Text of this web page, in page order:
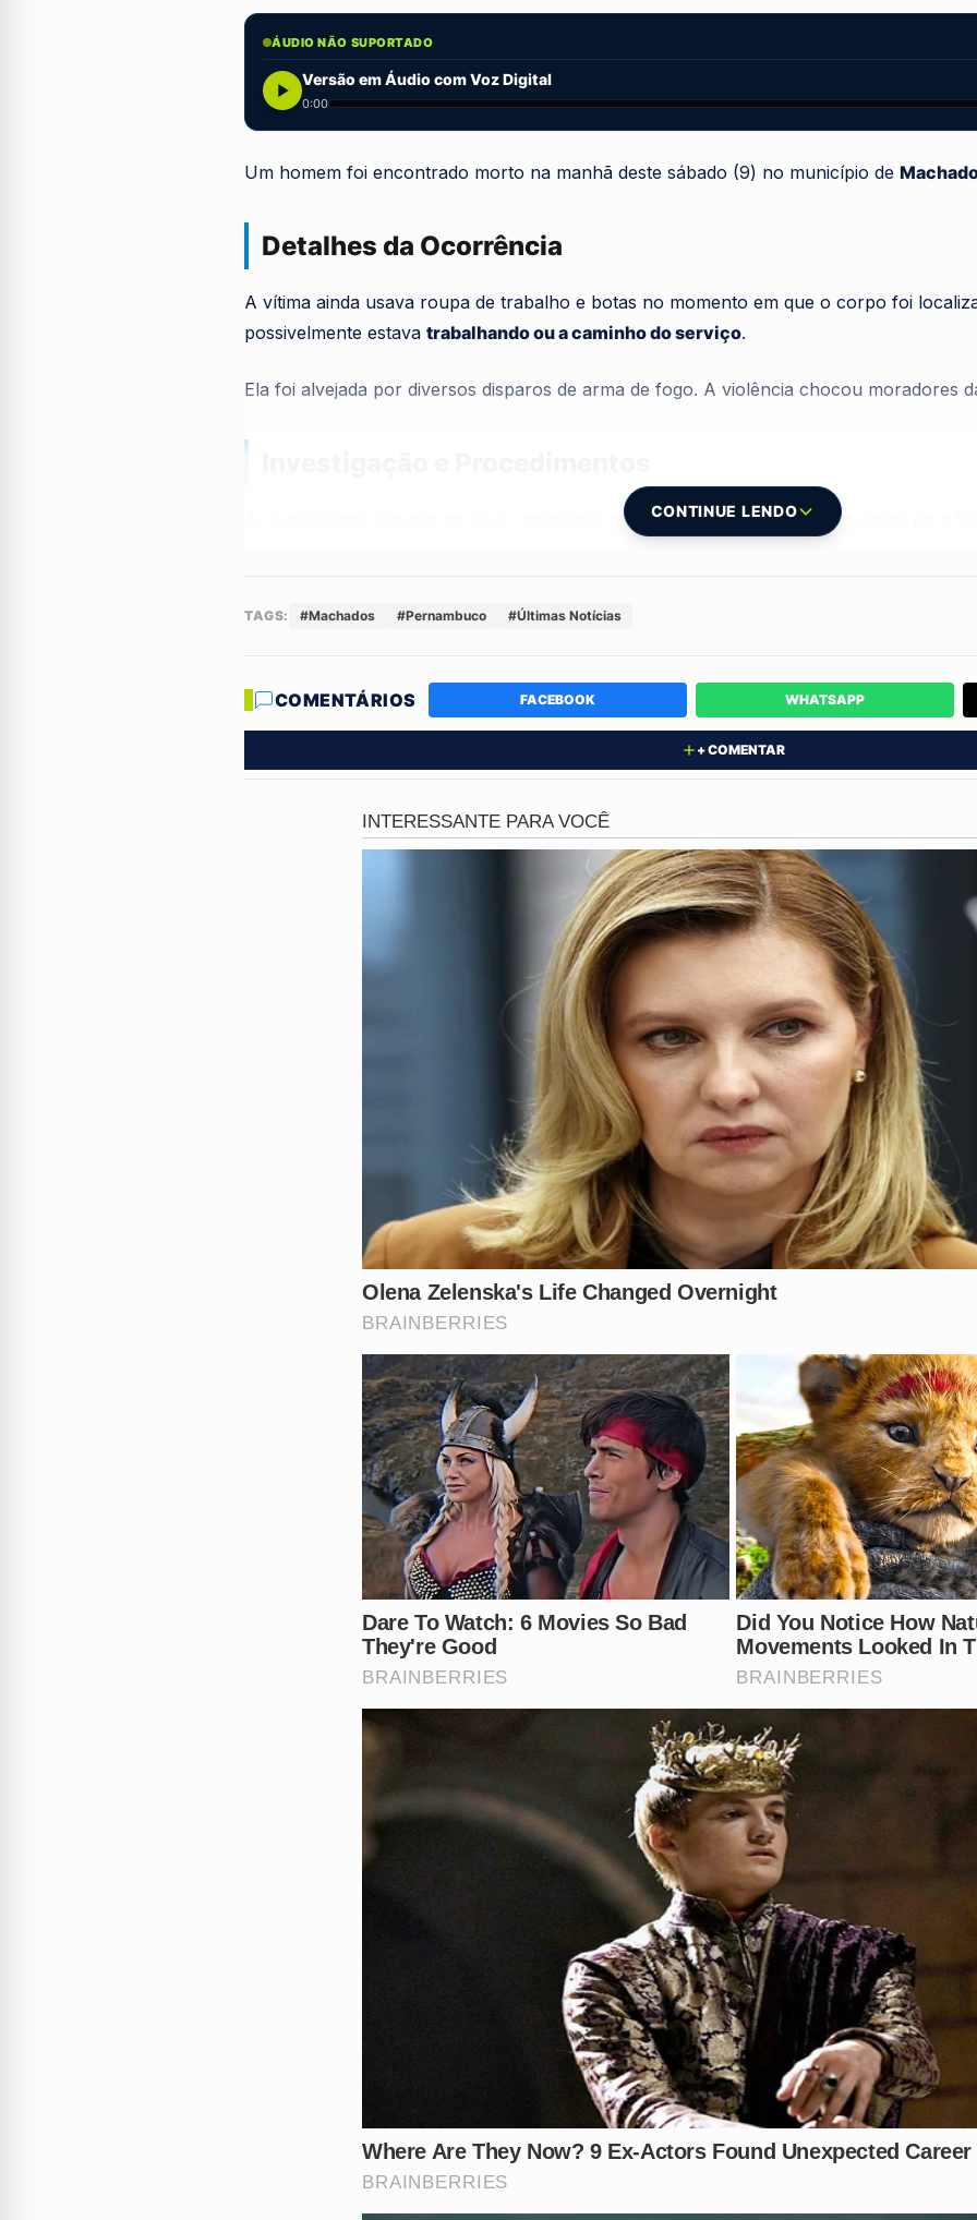
ÁUDIO NÃO SUPORTADO
Versão em Áudio com Voz Digital
0:00
Um homem foi encontrado morto na manhã deste sábado (9) no município de
Detalhes da Ocorrência
A vítima ainda usava roupa de trabalho e botas no momento em que o corpo foi
possivelmente estava trabalhando ou a caminho do serviço.
Ela foi alvejada por diversos disparos de arma de fogo. A violência chocou moradores
As autoridades seguem no local realizando os primeiros levantamentos periciais para
Ainda não há informações sobre a motivação do homicídio ou pistas sobre os
O que você acha dessa violência? Conta nos comentários!
CONTINUE LENDO
TAGS: #Machados #Pernambuco #Últimas Notícias
COMENTÁRIOS FACEBOOK WHATSAPP
+ COMENTAR